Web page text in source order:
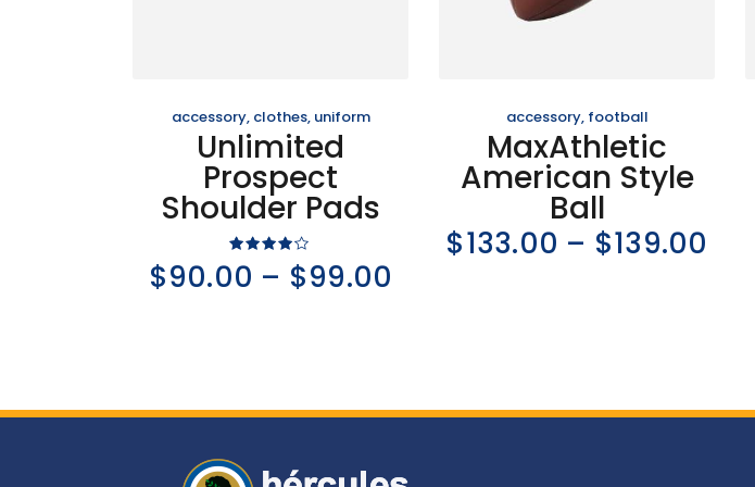
accessory, clothes, uniform
Unlimited
Prospect
Shoulder Pads
Rated
4.00
$90.00 – $99.00
accessory, football
MaxAthletic
American Style
Ball
$133.00 – $139.00